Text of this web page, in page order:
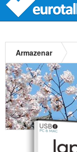
Armazenar